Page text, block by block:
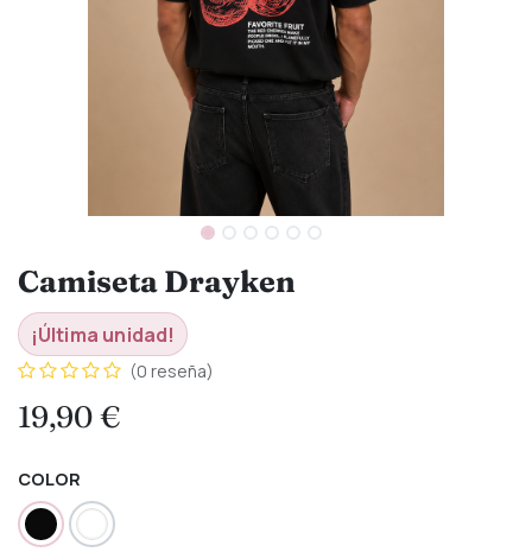
Camiseta Drayken
¡Última unidad!
(0 reseña)
19,90€
COLOR